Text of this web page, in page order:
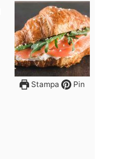
Stampa Pin